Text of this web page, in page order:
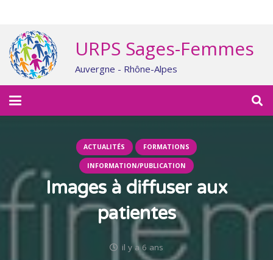
URPS Sages-Femmes
Auvergne - Rhône-Alpes
ACTUALITÉS FORMATIONS
INFORMATION/PUBLICATION
Images à diffuser aux
patientes
il y a 6 ans